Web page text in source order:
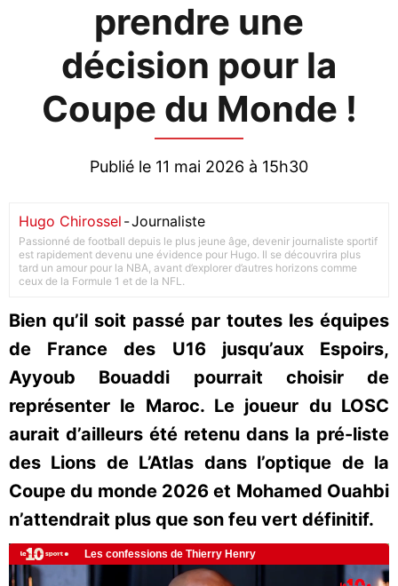
prendre une
décision pour la
Coupe du Monde !
Publié le 11 mai 2026 à 15h30
Hugo Chirossel -Journaliste
Passionné de football depuis le plus jeune âge, devenir journaliste sportif
est rapidement devenu une évidence pour Hugo. Il se découvrira plus
tard un amour pour la NBA, avant d’explorer d’autres horizons comme
ceux de la Formule 1 et de la NFL.
Bien qu’il soit passé par toutes les équipes
de France des U16 jusqu’aux Espoirs,
Ayyoub Bouaddi pourrait choisir de
représenter le Maroc. Le joueur du LOSC
aurait d’ailleurs été retenu dans la pré-liste
des Lions de L’Atlas dans l’optique de la
Coupe du monde 2026 et Mohamed Ouahbi
n’attendrait plus que son feu vert définitif.